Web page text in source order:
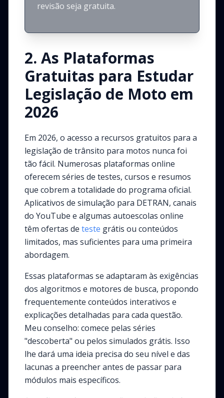
revisão seja gratuita.
2. As Plataformas
Gratuitas para Estudar
Legislação de Moto em
2026
Em 2026, o acesso a recursos gratuitos para a
legislação de trânsito para motos nunca foi
tão fácil. Numerosas plataformas online
oferecem séries de testes, cursos e resumos
que cobrem a totalidade do programa oficial.
Aplicativos de simulação para DETRAN, canais
do YouTube e algumas autoescolas online
têm ofertas de teste grátis ou conteúdos
limitados, mas suficientes para uma primeira
abordagem.
Essas plataformas se adaptaram às exigências
dos algoritmos e motores de busca, propondo
frequentemente conteúdos interativos e
explicações detalhadas para cada questão.
Meu conselho: comece pelas séries
"descoberta" ou pelos simulados grátis. Isso
lhe dará uma ideia precisa do seu nível e das
lacunas a preencher antes de passar para
módulos mais específicos.